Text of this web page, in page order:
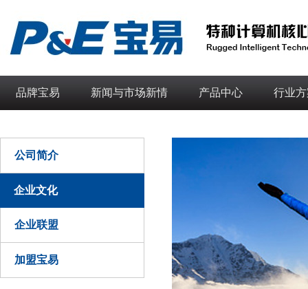
品牌宝易 新闻与市场新情 产品中心 行业
公司简介
企业文化
企业联盟
加盟宝易